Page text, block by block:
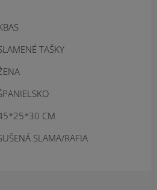
TAŠKY
CM
SLAMA/RAFIA